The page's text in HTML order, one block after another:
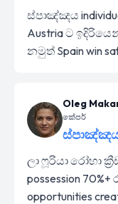
ස්පාඤ්ඤය
Austria ට ඉදිරියෙන්
නමුත් Spain win
Oleg
කේපර්
ස්පාඤ්ඤය
ලා ෆූරියා රෝහා
possession
opportunities